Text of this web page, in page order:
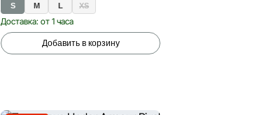
S M L XS
Доставка: от 1 часа
Добавить в корзину